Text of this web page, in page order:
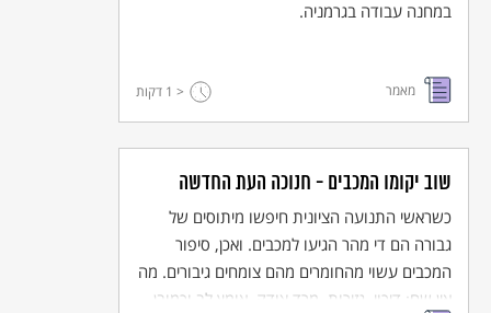
היכונו אפוא ברוחכם, כי מחר עם שחר תתנגשו עם האויב".
במחנה עבודה בגרמניה.
מאמר < 1 דקות
שוב יקומו המכבים - חנוכה העת החדשה
כשראשי התנועה הציונית חיפשו מיתוסים של
גבורה הם די מהר הגיעו למכבים. ואכן, סיפור
המכבים עשוי מהחומרים מהם צומחים גיבורים. מה
אין שם: דיכוי, גזירות, מרד צודק, אומץ לב וכמובן